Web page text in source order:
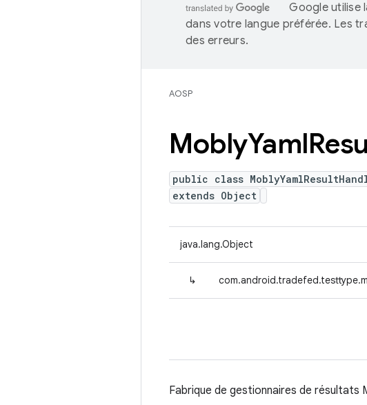
Google utilise
dans votre langue préférée. Les
des erreurs.
AOSP
MoblyYaml
public class
extends Object
java.lang.Object
↳
Fabrique de gestionnaires de résultats